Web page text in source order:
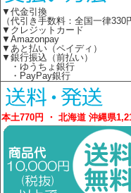
▼代金引換
（代引き手数料：全国一律330
▼クレジットカード
▼Amazonpay
▼あと払い（ペイディ）
▼銀行振込（前払い）
・ゆうちょ銀行
・PayPay銀行
本土770円 ・ 北海道 沖縄県